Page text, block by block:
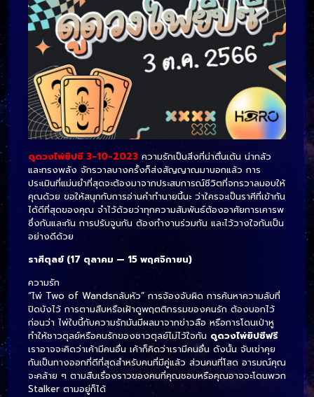
ดูดวงไพ่ยิปซี 3-10-2023 ความรักเป็นสิ่งที่น่าตื่นเต้น น่ากลัว
และทรงพลัง จักรวาลบางครั้งก็ส่งสัญญาณมาบอกแล้ว การ
ประเมินที่แม่นยำที่สุดจะต้องมาจากประสบการณ์ชีวิตที่จกรวาลมอบให้
คุณด้วย ขอให้สนุกกับการอ่านคำทำนายนี้นะ ว่าใครจะเป็นราศีที่เข้ากัน
ได้ดีที่สุดของคุณ จำไว้ด้วยว่าทุกความสัมพันธ์ต้องอาศัยการเคารพ
ซึ่งกันและกัน การปรับจูนกัน ต้องทำงานร่วมกัน และไว้วางใจกันเป็น
อย่างดีด้วย
ราศีตุลย์ (17 ตุลาคม — 15 พฤศจิกายน)
ความรัก
“ไพ่ Two of Wandsกลับหัว” การจ้องจับผิด การค้นหาความลับที่
ปิดบังไว้ การตามสืบหรือเฝ้าดูพฤตติกรรมของคนรัก ต้องบอกไว้
ก่อนว่า ไพ่ใบนี้กับความรักมันมีผลมาจากข่าวลือ หรือการโดนเป่าหู
ทำให้ชาวตุลย์หรือคนรักของชาวตุลย์ไม่ไว้ใจกัน ดูดวงไพ่ยิปซีฟรี
เราอาจจะคิดว่าเค้ามีคนอื่น เค้าก็คิดว่าเรามีคนอื่น ดังนั้น จับเข่าคุย
กันเป็นทางออกที่ดีที่สุดสำหรับคนที่มีคู่แล้ว ส่วนคนที่โสด อารมณ์คุณ
จะคล้าย ๆ ตามสืบเรื่องราวของคนที่คุณชอบหรือคุณอาจจะโดนพวก
Stalker ตามอยู่ก็ได้